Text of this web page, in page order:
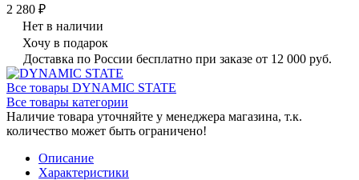
2 280 ₽
Нет в наличии
Хочу в подарок
Доставка по России бесплатно при заказе от 12 000 руб.
Все товары DYNAMIC STATE
Все товары категории
Наличие товара уточняйте у менеджера магазина, т.к.
количество может быть ограничено!
Описание
Характеристики